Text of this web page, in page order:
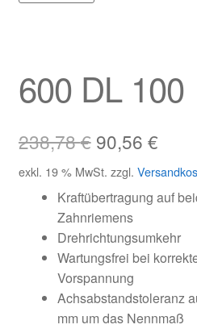
Kasse
Kontakt
Kundeninformationen
Mein Konto
Shop
Versandarten
600 DL 100
238,78€
Preis
war:
238,78 €
90,56 €
ist:
exkl. 19 % MwSt. zzgl.
Kraftübertragung auf
Zahnriemens
Drehrichtungsumkehr
Wartungsfrei bei
Vorspannung
Achsabstandstoleranz
mm um das Nennmaß